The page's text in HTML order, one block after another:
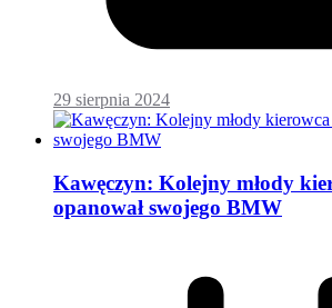
29 sierpnia 2024
Kawęczyn: Kolejny młody
opanował swojego BMW